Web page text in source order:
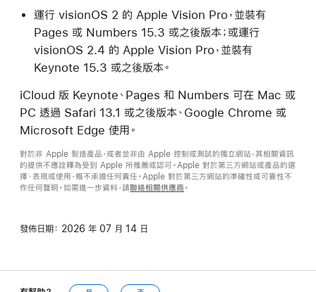
運行 visionOS 2 的 Apple Vision Pro，並裝有
Pages 或 Numbers 15.3 或之後版本；或運行
visionOS 2.4 的 Apple Vision Pro，並裝有
Keynote 15.3 或之後版本。
iCloud 版 Keynote、Pages 和 Numbers 可在 Mac 或
PC 透過 Safari 13.1 或之後版本、Google Chrome 或
Microsoft Edge 使用。
對於非 Apple 製造產品，或者並非由 Apple 控制或測試的獨立網站，其相關資訊
的提供不應詮釋為受到 Apple 所推薦或認可。Apple 對於第三方網站或產品的選
擇、表現或使用，概不承擔任何責任。Apple 對於第三方網站的準確性或可靠性不
作任何聲明。如需進一步資料，請聯絡相關供應商 。
發佈日期： 2026 年 07 月 14 日